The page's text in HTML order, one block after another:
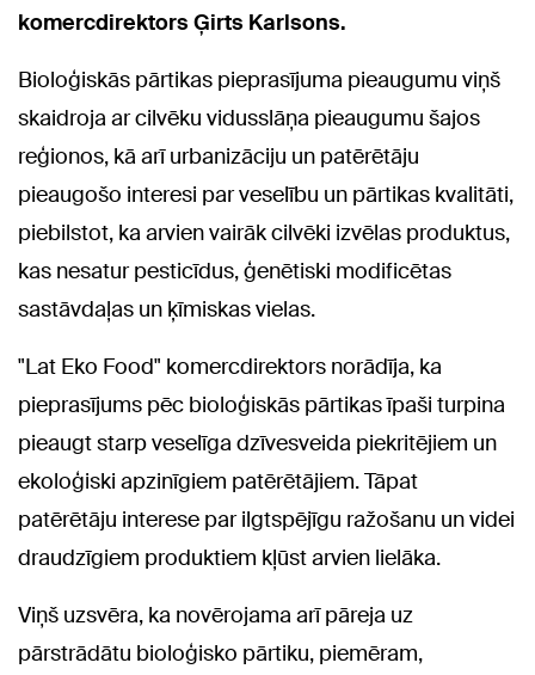
komercdirektors Ģirts Karlsons.
Bioloģiskās pārtikas pieprasījuma pieaugumu viņš
skaidroja ar cilvēku vidusslāņa pieaugumu šajos
reģionos, kā arī urbanizāciju un patērētāju
pieaugošo interesi par veselību un pārtikas kvalitāti,
piebilstot, ka arvien vairāk cilvēki izvēlas produktus,
kas nesatur pesticīdus, ģenētiski modificētas
sastāvdaļas un ķīmiskas vielas.
"Lat Eko Food" komercdirektors norādīja, ka
pieprasījums pēc bioloģiskās pārtikas īpaši turpina
pieaugt starp veselīga dzīvesveida piekritējiem un
ekoloģiski apzinīgiem patērētājiem. Tāpat
patērētāju interese par ilgtspējīgu ražošanu un videi
draudzīgiem produktiem kļūst arvien lielāka.
Viņš uzsvēra, ka novērojama arī pāreja uz
pārstrādātu bioloģisko pārtiku, piemēram,